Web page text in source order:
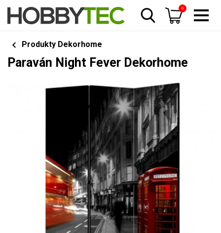
0
Produkty Dekorhome
Paraván Night Fever Dekorhome